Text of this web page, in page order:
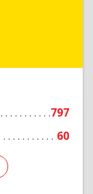
797
60
г,